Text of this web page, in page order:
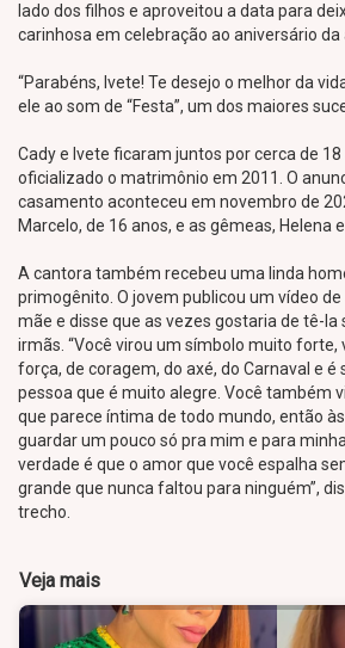
lado dos filhos e aproveitou a data para
carinhosa em celebração ao aniversário da
“Parabéns, Ivete! Te desejo o melhor da
ele ao som de “Festa”, um dos maiores
Cady e Ivete ficaram juntos por cerca de
oficializado o matrimônio em 2011. O
casamento aconteceu em novembro de
Marcelo, de 16 anos, e as gêmeas, Helena
A cantora também recebeu uma linda
primogênito. O jovem publicou um vídeo
mãe e disse que as vezes gostaria de tê-la
irmãs. “Você virou um símbolo muito forte,
força, de coragem, do axé, do Carnaval e é
pessoa que é muito alegre. Você também
que parece íntima de todo mundo, então
guardar um pouco só pra mim e para
verdade é que o amor que você espalha
grande que nunca faltou para ninguém”,
trecho.
Veja mais